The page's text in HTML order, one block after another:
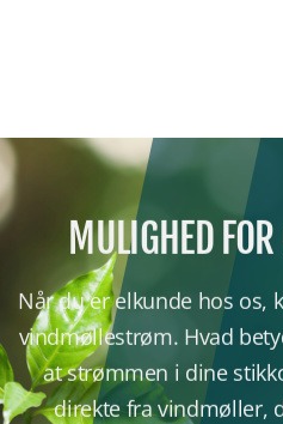
MULIGHED
Når du er elkunde hos os,
vindmøllestrøm. Hvad
at strømmen i dine
direkte fra vindmøller,